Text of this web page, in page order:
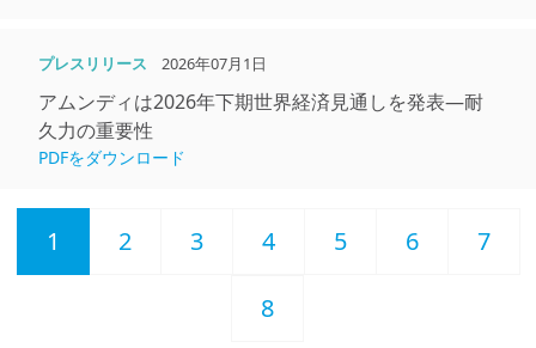
プレスリリース 2026年07月1日
アムンディは2026年下期世界経済⾒通しを発表―耐
久⼒の重要性
PDFをダウンロード
1 2 3 4 5 6 7
8